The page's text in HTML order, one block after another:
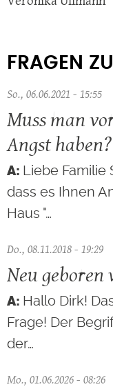
FRAGEN
So., 06.06.2021 - 15:55
Muss man
Angst haben?
Liebe Familie
dass es Ihnen
Haus "…
Do., 08.11.2018 - 19:29
Neu geboren
Hallo Dirk!
Frage! Der
der…
Mo., 01.06.2026 - 08:26